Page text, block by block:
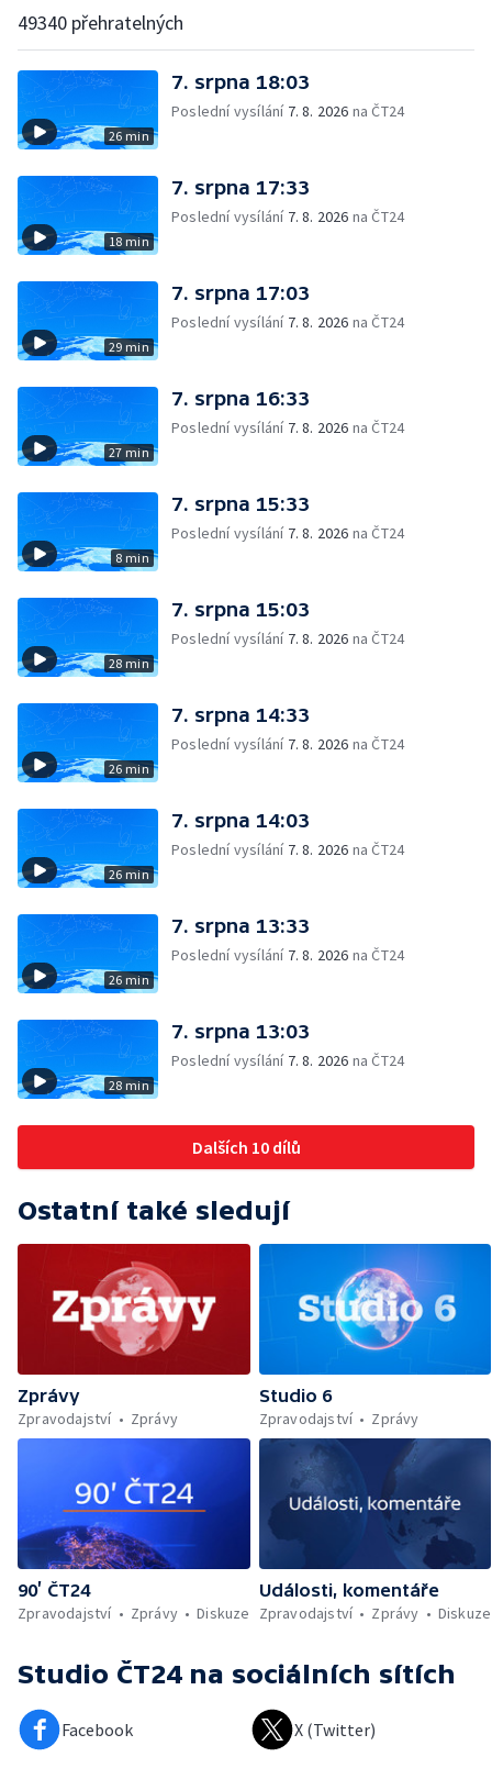
49340 přehratelných
26 min
7. srpna 18:03
Poslední vysílání 7. 8. 2026 na ČT24
18 min
7. srpna 17:33
Poslední vysílání 7. 8. 2026 na ČT24
29 min
7. srpna 17:03
Poslední vysílání 7. 8. 2026 na ČT24
27 min
7. srpna 16:33
Poslední vysílání 7. 8. 2026 na ČT24
8 min
7. srpna 15:33
Poslední vysílání 7. 8. 2026 na ČT24
28 min
7. srpna 15:03
Poslední vysílání 7. 8. 2026 na ČT24
26 min
7. srpna 14:33
Poslední vysílání 7. 8. 2026 na ČT24
26 min
7. srpna 14:03
Poslední vysílání 7. 8. 2026 na ČT24
26 min
7. srpna 13:33
Poslední vysílání 7. 8. 2026 na ČT24
28 min
7. srpna 13:03
Poslední vysílání 7. 8. 2026 na ČT24
Dalších 10 dílů
Ostatní také sledují
Zprávy
Zpravodajství
Zprávy
Studio 6
Zpravodajství
Zprávy
90’ ČT24
Zpravodajství
Zprávy Diskuze
Události, komentáře
Zpravodajství
Zprávy Diskuze
Studio ČT24 na sociálních sítích
Facebook X (Twitter)